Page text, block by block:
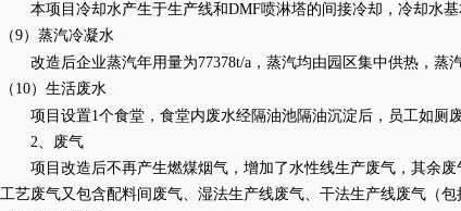
本项目冷却水产生于生产线和DMF喷淋塔的间接冷却，冷却水
（9） 蒸汽冷凝水
改造后企业蒸汽年用量为77378t/a，蒸汽均由园区集中供热，蒸
（10） 生活废水
项目设置1个食堂，食堂内废水经隔油池隔油沉淀后，员工如厕
2、废气
项目改造后不再产生燃煤烟气，增加了水性线生产废气，其余
工艺废气又包含配料间废气、湿法生产线废气、干法生产线废气（